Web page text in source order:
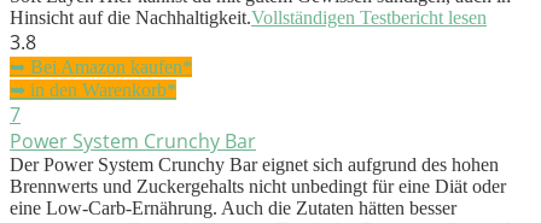
Hinsicht auf die Nachhaltigkeit.Vollständigen Testbericht lesen
3.8
➥ Bei Amazon kaufen*
➥ in den Warenkorb*
7
Power System Crunchy Bar
Der Power System Crunchy Bar eignet sich aufgrund des hohen
Brennwerts und Zuckergehalts nicht unbedingt für eine Diät oder
eine Low-Carb-Ernährung. Auch die Zutaten hätten besser